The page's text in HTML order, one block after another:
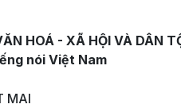
HOÁ - XÃ HỘI VÀ DÂN
nói Việt Nam
MAI